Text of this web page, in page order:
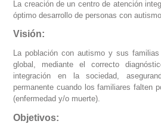
La creación de un centro de atención
óptimo desarrollo de personas con
Visión:
La población con autismo y sus
global, mediante el correcto
integración en la sociedad,
permanente cuando los familiares falten
(enfermedad y/o muerte).
Objetivos: